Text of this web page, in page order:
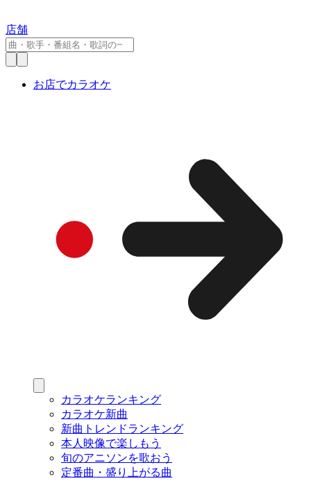
店舗
お店でカラオケ
カラオケランキング
カラオケ新曲
新曲トレンドランキング
本人映像で楽しもう
旬のアニソンを歌おう
定番曲・盛り上がる曲